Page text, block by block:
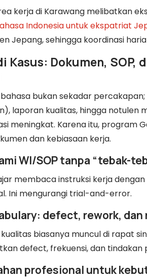
kerja di Karawang melibatkan
Indonesia untuk ekspatriat
Jepang, sehingga koordinasi
Kasus: Dokumen, SOP,
bukan sekadar
laporan kualitas, hingga notulen
meningkat. Karena itu, program
dan kebiasaan kerja.
WI/SOP tanpa “tebak-
membaca instruksi kerja
Ini mengurangi trial-and-error.
defect, rework,
biasanya muncul di rapat
defect, frekuensi, dan tindakan
profesional untuk